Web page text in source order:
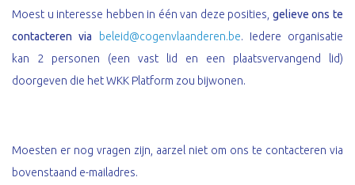
Moest u interesse hebben in één van deze posities, gelieve ons te
contacteren via
beleid@cogenvlaanderen.be. Iedere organisatie
kan 2 personen (een vast lid en een plaatsvervangend lid)
doorgeven die het WKK Platform zou bijwonen.
Moesten er nog vragen zijn, aarzel niet om ons te contacteren via
bovenstaand e-mailadres.